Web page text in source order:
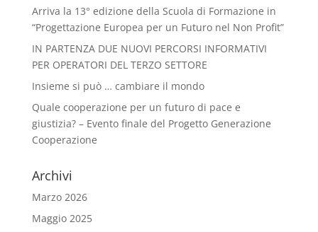
Arriva la 13° edizione della Scuola di Formazione in
“Progettazione Europea per un Futuro nel Non Profit”
IN PARTENZA DUE NUOVI PERCORSI INFORMATIVI
PER OPERATORI DEL TERZO SETTORE
Insieme si può … cambiare il mondo
Quale cooperazione per un futuro di pace e
giustizia? – Evento finale del Progetto Generazione
Cooperazione
Archivi
Marzo 2026
Maggio 2025